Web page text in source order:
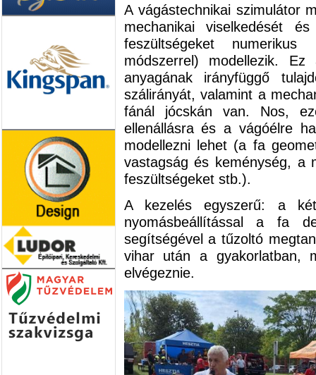
A vágástechnikai szimulátor
mechanikai viselkedését
feszültségeket
módszerrel) modellezik.
anyagának irányfüggő
szálirányát, valamint a
fánál jócskán van. Nos,
ellenállásra és a vágóélre
modellezni lehet (a fa
vastagság és keménység, a
feszültségeket stb.).
A kezelés egyszerű: a
nyomásbeállítással a fa
segítségével a tűzoltó
vihar után a gyakorlatban,
elvégeznie.